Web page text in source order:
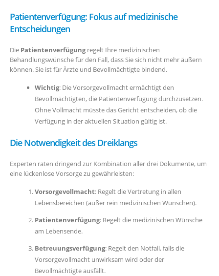
Patientenverfügung: Fokus auf medizinische
Entscheidungen
Die Patientenverfügungregelt Ihre medizinischen
Behandlungswünsche für den Fall, dass Sie sich nicht mehr äußern
können. Sie ist für Ärzte und Bevollmächtigte bindend.
Wichtig: Die Vorsorgevollmacht ermächtigt den
Bevollmächtigten, die Patientenverfügung durchzusetzen.
Ohne Vollmacht müsste das Gericht entscheiden, ob die
Verfügung in der aktuellen Situation gültig ist.
Die Notwendigkeit des Dreiklangs
Experten raten dringend zur Kombination aller drei Dokumente, um
eine lückenlose Vorsorge zu gewährleisten:
Vorsorgevollmacht: Regelt die Vertretung in allen
Lebensbereichen (außer rein medizinischen Wünschen).
Patientenverfügung: Regelt die medizinischen Wünsche
am Lebensende.
Betreuungsverfügung: Regelt den Notfall, falls die
Vorsorgevollmacht unwirksam wird oder der
Bevollmächtigte ausfällt.